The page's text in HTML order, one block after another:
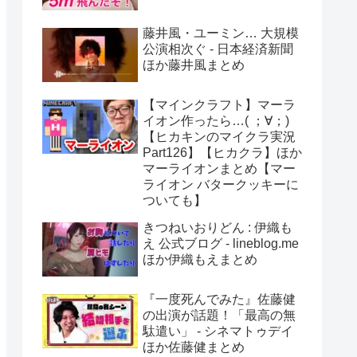
藤井風・ユーミン… 大規模
公演相次ぐ - 日本経済新聞
ほか藤井風まとめ
【マインクラフト】マーラ
イオン作ったら…( ；∀；)
【ヒカキンのマイクラ実況
Part126】【ヒカクラ】ほか
マーライオンまとめ【マー
ライオン バタークッキーに
ついても】
きつねいおりどん : 伊織も
え 公式ブログ - lineblog.me
ほか伊織もえまとめ
『一度死んでみた』佐藤健
の出演が話題！「最高の無
駄遣い」 - シネマトゥデイ
ほか佐藤健まとめ